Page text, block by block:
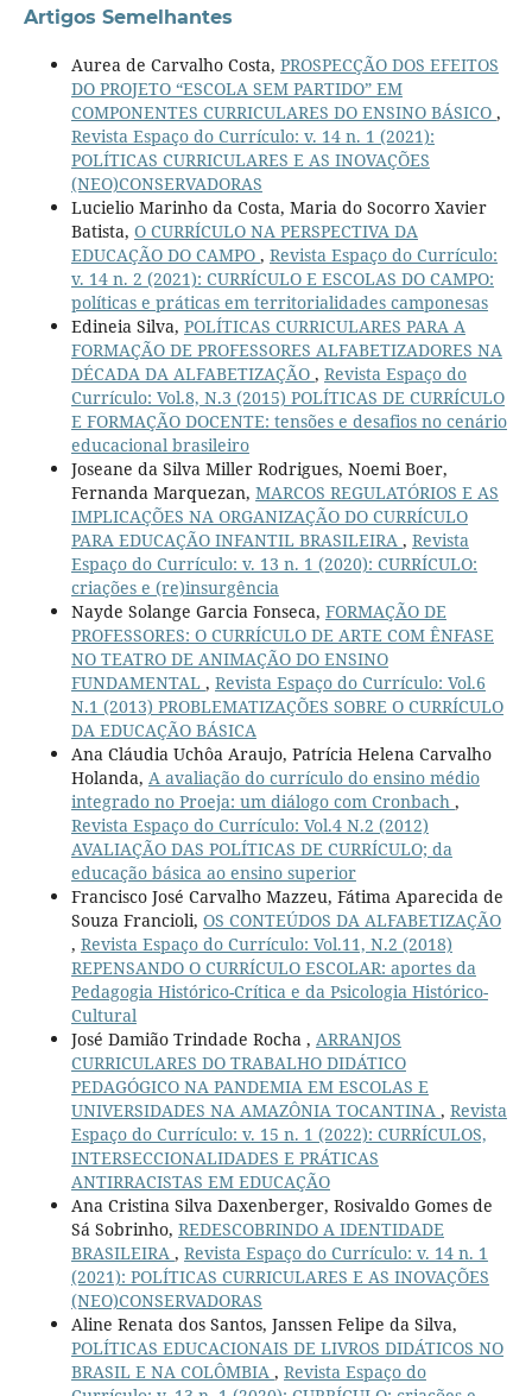
Artigos Semelhantes
Aurea de Carvalho Costa, PROSPECÇÃO DOS EFEITOS
DO PROJETO “ESCOLA SEM PARTIDO” EM
COMPONENTES CURRICULARES DO ENSINO BÁSICO ,
Revista Espaço do Currículo: v. 14 n. 1 (2021):
POLÍTICAS CURRICULARES E AS INOVAÇÕES
(NEO)CONSERVADORAS
Lucielio Marinho da Costa, Maria do Socorro Xavier
Batista, O CURRÍCULO NA PERSPECTIVA DA
EDUCAÇÃO DO CAMPO , Revista Espaço do Currículo:
v. 14 n. 2 (2021): CURRÍCULO E ESCOLAS DO CAMPO:
políticas e práticas em territorialidades camponesas
Edineia Silva, POLÍTICAS CURRICULARES PARA A
FORMAÇÃO DE PROFESSORES ALFABETIZADORES NA
DÉCADA DA ALFABETIZAÇÃO , Revista Espaço do
Currículo: Vol.8, N.3 (2015) POLÍTICAS DE CURRÍCULO
E FORMAÇÃO DOCENTE: tensões e desafios no cenário
educacional brasileiro
Joseane da Silva Miller Rodrigues, Noemi Boer,
Fernanda Marquezan, MARCOS REGULATÓRIOS E AS
IMPLICAÇÕES NA ORGANIZAÇÃO DO CURRÍCULO
PARA EDUCAÇÃO INFANTIL BRASILEIRA , Revista
Espaço do Currículo: v. 13 n. 1 (2020): CURRÍCULO:
criações e (re)insurgência
Nayde Solange Garcia Fonseca, FORMAÇÃO DE
PROFESSORES: O CURRÍCULO DE ARTE COM ÊNFASE
NO TEATRO DE ANIMAÇÃO DO ENSINO
FUNDAMENTAL , Revista Espaço do Currículo: Vol.6
N.1 (2013) PROBLEMATIZAÇÕES SOBRE O CURRÍCULO
DA EDUCAÇÃO BÁSICA
Ana Cláudia Uchôa Araujo, Patrícia Helena Carvalho
Holanda, A avaliação do currículo do ensino médio
integrado no Proeja: um diálogo com Cronbach ,
Revista Espaço do Currículo: Vol.4 N.2 (2012)
AVALIAÇÃO DAS POLÍTICAS DE CURRÍCULO; da
educação básica ao ensino superior
Francisco José Carvalho Mazzeu, Fátima Aparecida de
Souza Francioli, OS CONTEÚDOS DA ALFABETIZAÇÃO
, Revista Espaço do Currículo: Vol.11, N.2 (2018)
REPENSANDO O CURRÍCULO ESCOLAR: aportes da
Pedagogia Histórico-Crítica e da Psicologia Histórico-
Cultural
José Damião Trindade Rocha , ARRANJOS
CURRICULARES DO TRABALHO DIDÁTICO
PEDAGÓGICO NA PANDEMIA EM ESCOLAS E
UNIVERSIDADES NA AMAZÔNIA TOCANTINA , Revista
Espaço do Currículo: v. 15 n. 1 (2022): CURRÍCULOS,
INTERSECCIONALIDADES E PRÁTICAS
ANTIRRACISTAS EM EDUCAÇÃO
Ana Cristina Silva Daxenberger, Rosivaldo Gomes de
Sá Sobrinho, REDESCOBRINDO A IDENTIDADE
BRASILEIRA , Revista Espaço do Currículo: v. 14 n. 1
(2021): POLÍTICAS CURRICULARES E AS INOVAÇÕES
(NEO)CONSERVADORAS
Aline Renata dos Santos, Janssen Felipe da Silva,
POLÍTICAS EDUCACIONAIS DE LIVROS DIDÁTICOS NO
BRASIL E NA COLÔMBIA , Revista Espaço do